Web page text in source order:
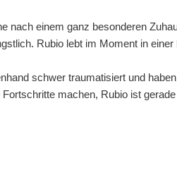
nach einem ganz besonderen
Rubio lebt im Moment in
schwer traumatisiert und
machen, Rubio ist gerade